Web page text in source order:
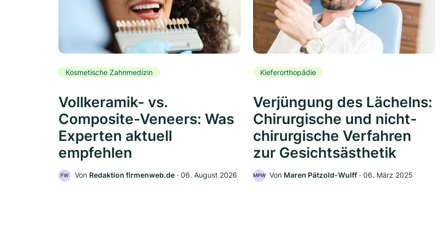
Kosmetische Zahnmedizin
Vollkeramik- vs.
Composite-Veneers: Was
Experten aktuell
empfehlen
FW Von Redaktion firmenweb.de ‧ 06. August 2026
Kieferorthopädie
Verjüngung des Lächelns:
Chirurgische und nicht-
chirurgische Verfahren
zur Gesichtsästhetik
MPW Von Maren Pätzold-Wulff ‧ 06. März 2025